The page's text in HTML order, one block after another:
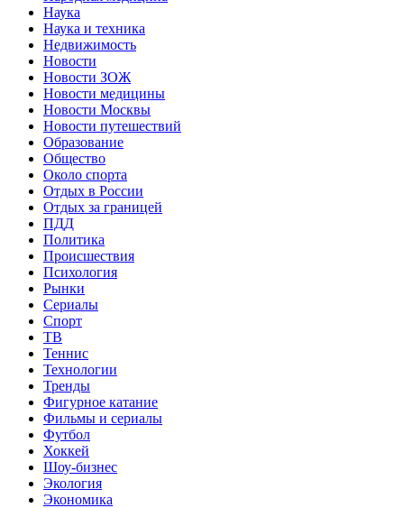
Наука
Наука и техника
Недвижимость
Новости
Новости ЗОЖ
Новости медицины
Новости Москвы
Новости путешествий
Образование
Общество
Около спорта
Отдых в России
Отдых за границей
ПДД
Политика
Происшествия
Психология
Рынки
Сериалы
Спорт
ТВ
Теннис
Технологии
Тренды
Фигурное катание
Фильмы и сериалы
Футбол
Хоккей
Шоу-бизнес
Экология
Экономика